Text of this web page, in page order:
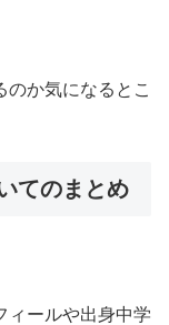
のか気になるとこ
てのまとめ
ィールや出身中学